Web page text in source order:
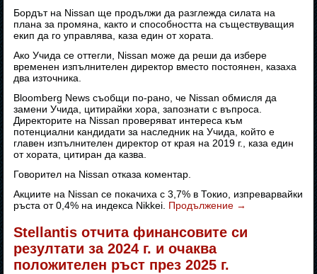
Бордът на Nissan ще продължи да разглежда силата на
плана за промяна, както и способността на съществуващия
екип да го управлява, каза един от хората.
Ако Учида се оттегли, Nissan може да реши да избере
временен изпълнителен директор вместо постоянен, казаха
два източника.
Bloomberg News съобщи по-рано, че Nissan обмисля да
замени Учида, цитирайки хора, запознати с въпроса.
Директорите на Nissan проверяват интереса към
потенциални кандидати за наследник на Учида, който е
главен изпълнителен директор от края на 2019 г., каза един
от хората, цитиран да казва.
Говорител на Nissan отказа коментар.
Акциите на Nissan се покачиха с 3,7% в Токио, изпреварвайки
ръста от 0,4% на индекса Nikkei. Продължение →
Stellantis отчита финансовите си
резултати за 2024 г. и очаква
положителен ръст през 2025 г.